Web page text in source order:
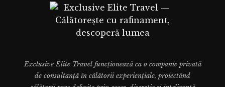
Exclusive Elite Travel funcționează ca o companie privată
de consultanță în călătorii experiențiale, proiectând